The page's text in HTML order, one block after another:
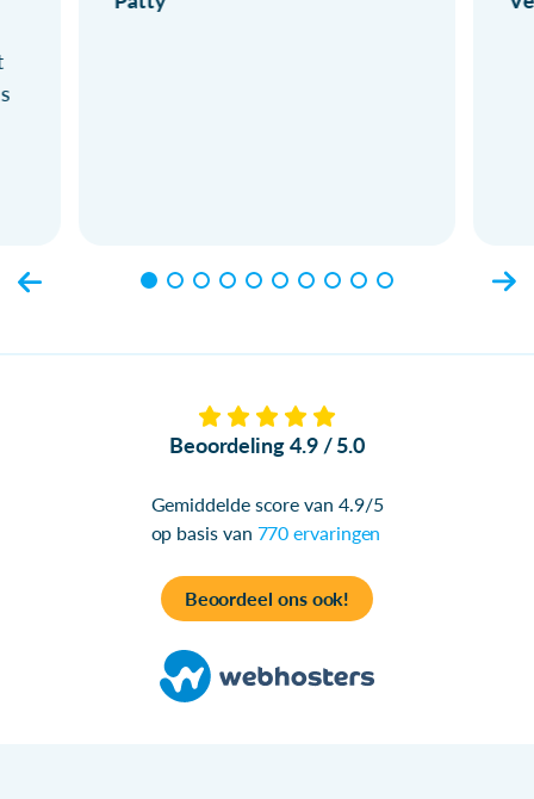
Beoordeling 4.9 / 5.0
Gemiddelde score van 4.9/5
op basis van 770 ervaringen
Beoordeel ons ook!